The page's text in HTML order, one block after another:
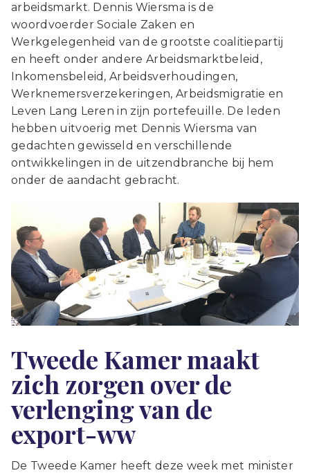
arbeidsmarkt. Dennis Wiersma is de
woordvoerder Sociale Zaken en
Werkgelegenheid van de grootste coalitiepartij
en heeft onder andere Arbeidsmarktbeleid,
Inkomensbeleid, Arbeidsverhoudingen,
Werknemersverzekeringen, Arbeidsmigratie en
Leven Lang Leren in zijn portefeuille. De leden
hebben uitvoerig met Dennis Wiersma van
gedachten gewisseld en verschillende
ontwikkelingen in de uitzendbranche bij hem
onder de aandacht gebracht.
Tweede Kamer maakt
zich zorgen over de
verlenging van de
export-ww
De Tweede Kamer heeft deze week met minister